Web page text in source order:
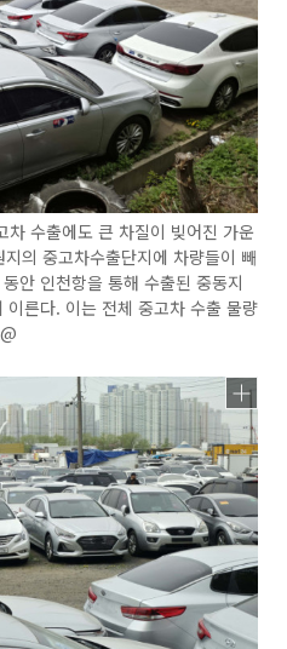
수출에도 큰 차질이 빚어진 가운
의 중고차수출단지에 차량들이 빼
안 인천항을 통해 수출된 중동지
른다. 이는 전체 중고차 수출 물량